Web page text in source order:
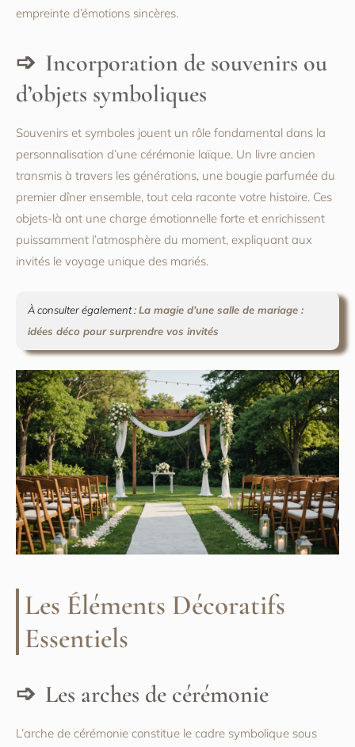
empreinte d’émotions sincères.
Incorporation de souvenirs ou
d’objets symboliques
Souvenirs et symboles jouent un rôle fondamental dans la
personnalisation d’une cérémonie laïque. Un livre ancien
transmis à travers les générations, une bougie parfumée du
premier dîner ensemble, tout cela raconte votre histoire. Ces
objets-là ont une charge émotionnelle forte et enrichissent
puissamment l’atmosphère du moment, expliquant aux
invités le voyage unique des mariés.
À consulter également :La magie d’une salle de mariage :
idées déco pour surprendre vos invités
Les Éléments Décoratifs
Essentiels
Les arches de cérémonie
L’arche de cérémonie constitue le cadre symbolique sous